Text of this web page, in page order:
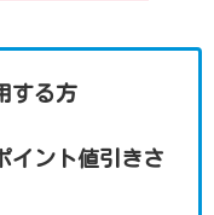
する方
イント値引きさ